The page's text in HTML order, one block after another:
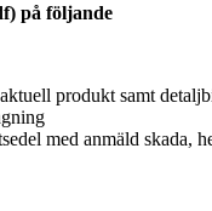
på följande
produkt samt
med anmäld skada,